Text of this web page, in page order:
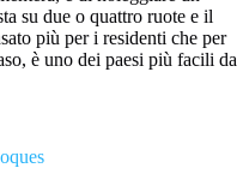
su due o quattro ruote e il
più per i residenti che per
è uno dei paesi più facili da